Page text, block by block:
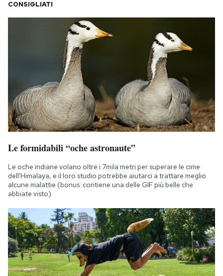
CONSIGLIATI
Le formidabili “oche astronaute”
Le oche indiane volano oltre i 7mila metri per superare le cime
dell'Himalaya, e il loro studio potrebbe aiutarci a trattare meglio
alcune malattie (bonus: contiene una delle GIF più belle che
abbiate visto)